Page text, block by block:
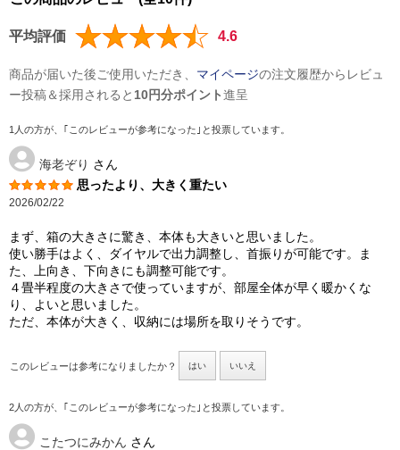
平均評価 4.6
商品が届いた後ご使用いただき、 マイページの注文履歴からレビュ
ー投稿＆採用されると 10円分ポイント進呈
1人の方が、｢このレビューが参考になった｣と投票しています。
海老ぞり さん
思ったより、大きく重たい
2026/02/22
まず、箱の大きさに驚き、本体も大きいと思いました。
使い勝手はよく、ダイヤルで出力調整し、首振りが可能です。ま
た、上向き、下向きにも調整可能です。
４畳半程度の大きさで使っていますが、部屋全体が早く暖かくな
り、よいと思いました。
ただ、本体が大きく、収納には場所を取りそうです。
このレビューは参考になりましたか？ はい いいえ
2人の方が、｢このレビューが参考になった｣と投票しています。
こたつにみかん さん